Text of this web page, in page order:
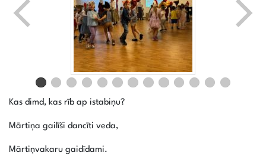
Kas dimd, kas rīb ap istabiņu?
Mārtiņa gailīši dancīti veda,
Mārtiņvakaru gaidīdami.